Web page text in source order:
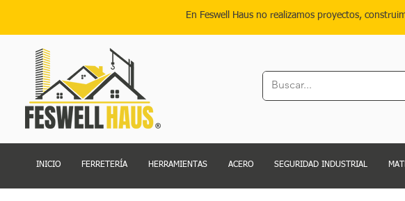
En Feswell Haus no realizamos proyectos,
INICIO FERRETERÍA HERRAMIENTAS ACERO SEGURIDAD INDUSTRIAL